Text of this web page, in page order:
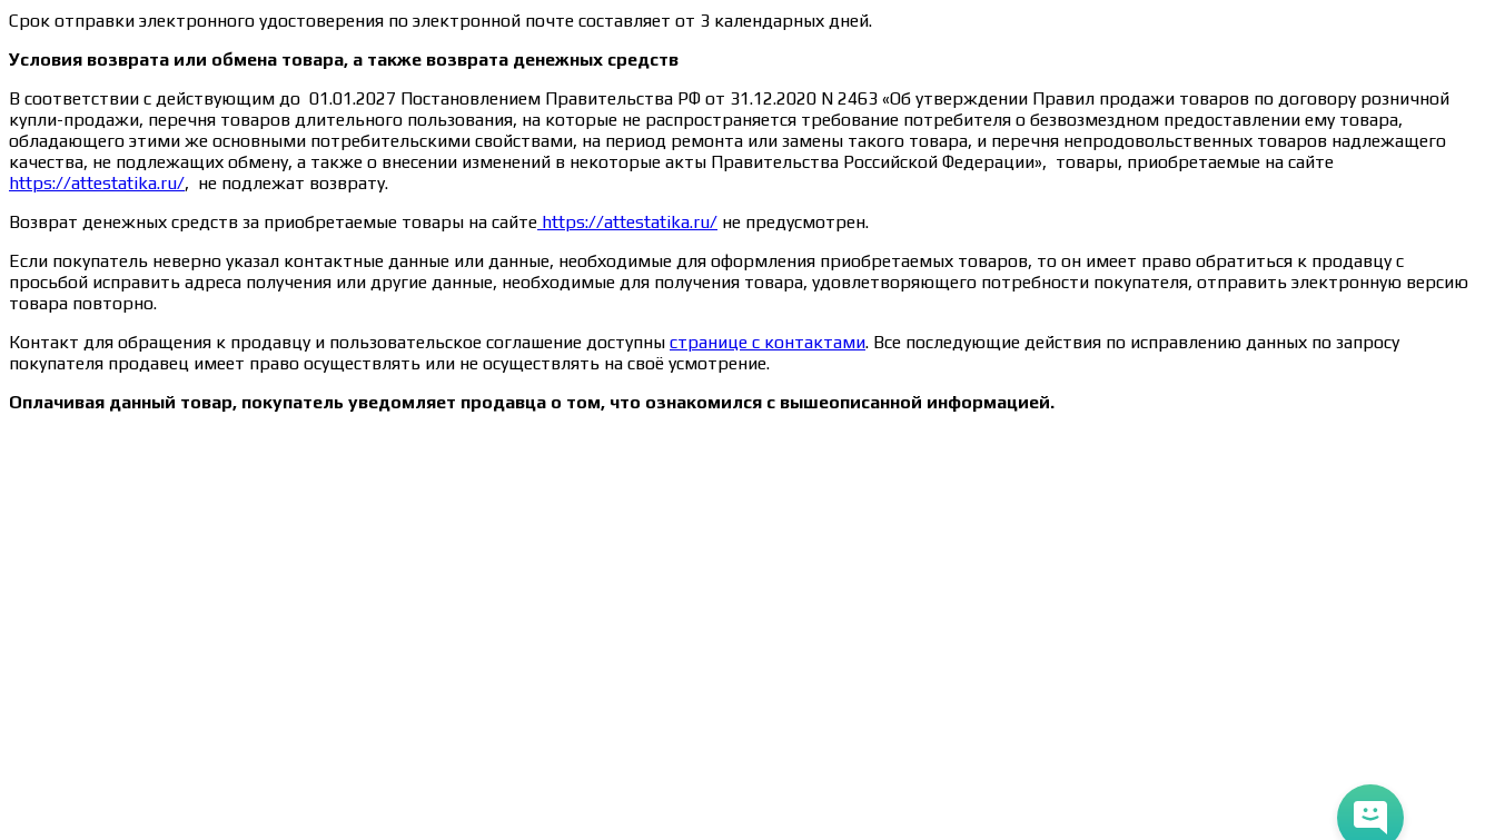
Срок отправки электронного удостоверения по электронной почте составляет от 3 календарных дней.
Условия возврата или обмена товара, а также возврата денежных средств
В соответствии с действующим до 01.01.2027 Постановлением Правительства РФ от 31.12.2020 N 2463 «Об утверждении Правил продажи товаров по договору розничной
купли-продажи, перечня товаров длительного пользования, на которые не распространяется требование потребителя о безвозмездном предоставлении ему товара,
обладающего этими же основными потребительскими свойствами, на период ремонта или замены такого товара, и перечня непродовольственных товаров надлежащего
качества, не подлежащих обмену, а также о внесении изменений в некоторые акты Правительства Российской Федерации», товары, приобретаемые на сайте
https://attestatika.ru/, не подлежат возврату.
Возврат денежных средств за приобретаемые товары на сайте https://attestatika.ru/ не предусмотрен.
Если покупатель неверно указал контактные данные или данные, необходимые для оформления приобретаемых товаров, то он имеет право обратиться к продавцу с
просьбой исправить адреса получения или другие данные, необходимые для получения товара, удовлетворяющего потребности покупателя, отправить электронную версию
товара повторно.
Контакт для обращения к продавцу и пользовательское соглашение доступны странице с контактами. Все последующие действия по исправлению данных по запросу
покупателя продавец имеет право осуществлять или не осуществлять на своё усмотрение.
Оплачивая данный товар, покупатель уведомляет продавца о том, что ознакомился с вышеописанной информацией.